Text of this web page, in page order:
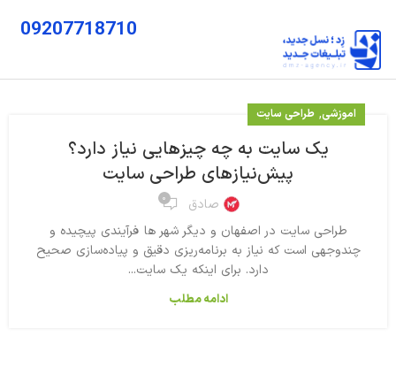
09207718710
اموزشی, طراحی سایت
یک سایت به چه چیزهایی نیاز دارد؟
پیش‌نیازهای طراحی سایت
صادق ۰
طراحی سایت در اصفهان و دیگر شهر ها فرآیندی پیچیده و
چندوجهی است که نیاز به برنامه‌ریزی دقیق و پیاده‌سازی صحیح
دارد. برای اینکه یک سایت...
ادامه مطلب